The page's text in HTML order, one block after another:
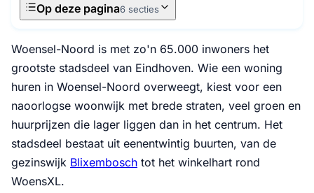
Op deze pagina6 secties
Woensel-Noord is met zo'n 65.000 inwoners het
grootste stadsdeel van Eindhoven. Wie een woning
huren in Woensel-Noord overweegt, kiest voor een
naoorlogse woonwijk met brede straten, veel groen en
huurprijzen die lager liggen dan in het centrum. Het
stadsdeel bestaat uit eenentwintig buurten, van de
gezinswijk Blixembosch tot het winkelhart rond
WoensXL.